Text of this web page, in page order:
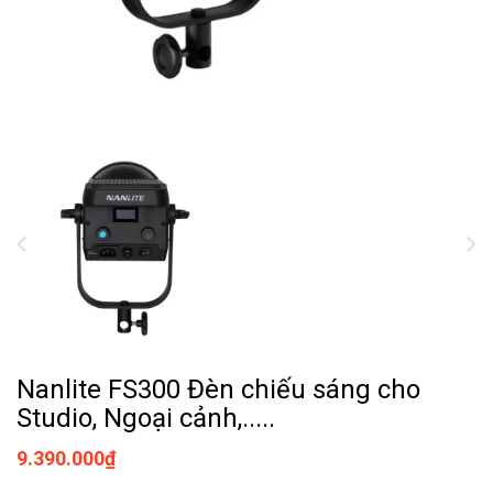
Nanlite FS300 Đèn chiếu sáng cho
Studio, Ngoại cảnh,.....
9.390.000₫